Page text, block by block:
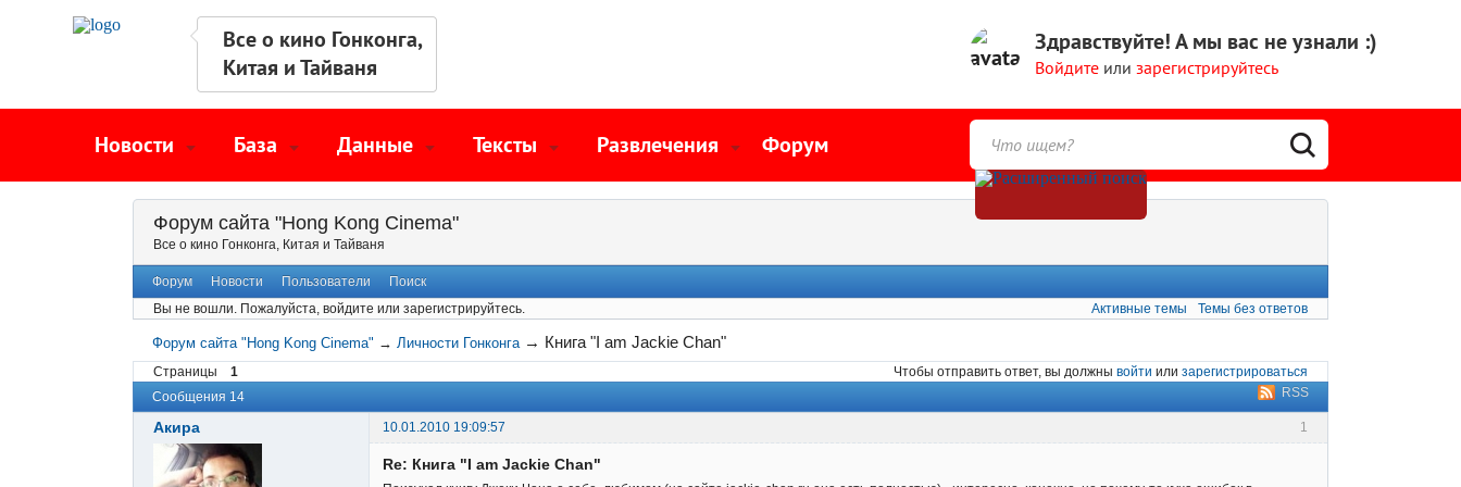
Все о кино Гонконга,
Китая и Тайваня
Здравствуйте!А мы вас не узнали :)
Войдите или зарегистрируйтесь
Новости База Данные Тексты Развлечения Форум
Форум сайта "Hong Kong Cinema"
Все о кино Гонконга, Китая и Тайваня
Форум Новости Пользователи
Поиск
Вы не вошли. Пожалуйста, войдите или зарегистрируйтесь. Активные темы Темы без ответов
Форум сайта "Hong Kong Cinema" →Личности Гонконга → Книга "I am Jackie Chan"
Страницы 1 Чтобы отправить ответ, вы должны войти или зарегистрироваться
RSS
Сообщения 14
1
Акира 10.01.2010 19:09:57
Re: Книга "I am Jackie Chan"